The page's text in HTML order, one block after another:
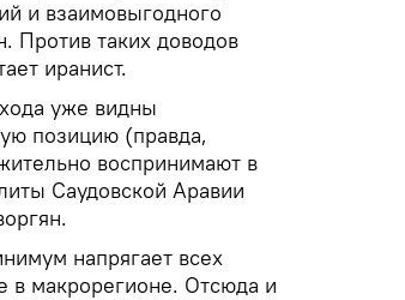
и взаимовыгодного
Против таких доводов
иранист.
уже видны
позицию (правда,
воспринимают в
Саудовской Аравии
напрягает всех
в макрорегионе. Отсюда и